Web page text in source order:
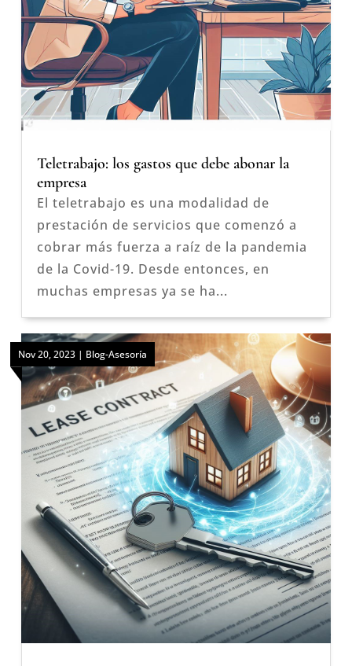
Teletrabajo: los gastos que debe abonar la
empresa
El teletrabajo es una modalidad de
prestación de servicios que comenzó a
cobrar más fuerza a raíz de la pandemia
de la Covid-19. Desde entonces, en
muchas empresas ya se ha...
Nov 20, 2023| Blog-Asesoría